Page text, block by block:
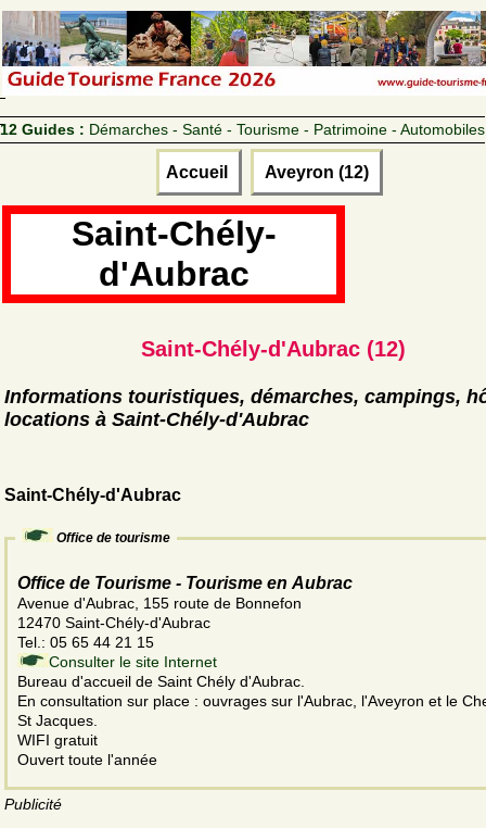
12 Guides : Démarches - Santé - Tourisme - Patrimoine - Automobiles
Accueil Aveyron (12)
Saint-Chély-
d'Aubrac
Saint-Chély-d'Aubrac (12)
Informations touristiques, démarches, campings,
locations à Saint-Chély-d'Aubrac
Saint-Chély-d'Aubrac
Office de tourisme
Office de Tourisme - Tourisme en Aubrac
Avenue d'Aubrac, 155 route de Bonnefon
12470 Saint-Chély-d'Aubrac
Tel.: 05 65 44 21 15
Consulter le site Internet
Bureau d'accueil de Saint Chély d'Aubrac.
En consultation sur place : ouvrages sur l'Aubrac, l'Aveyron et le
St Jacques.
WIFI gratuit
Ouvert toute l'année
Publicité